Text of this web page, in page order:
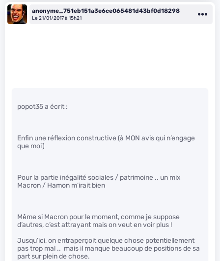
anonyme_751eb151a3e6ce065481d43bf0d18298
Le 21/01/2017 à 15h21
popot35 a écrit :
Enfin une réflexion constructive (à MON avis qui n’engage
que moi)
Pour la partie inégalité sociales / patrimoine .. un mix
Macron / Hamon m’irait bien
Même si Macron pour le moment, comme je suppose
d’autres, c’est attrayant mais on veut en voir plus !
Jusqu’ici, on entraperçoit quelque chose potentiellement
pas trop mal .. mais il manque beaucoup de positions de sa
part sur plein de chose.